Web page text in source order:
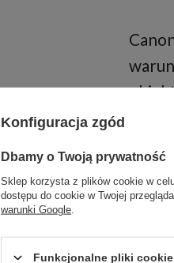
Konfiguracja zgód
Dbamy o Twoją prywatność
Sklep korzysta z plików cookie w
dostępu do cookie w Twojej
warunki Google
Funkcjonalne pliki cookie